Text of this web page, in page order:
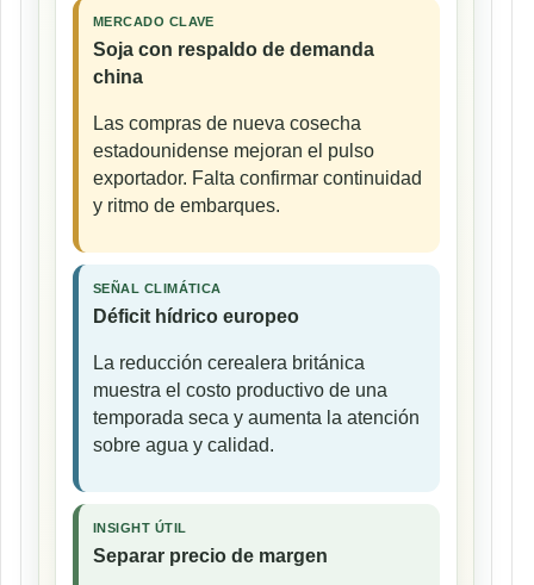
MERCADO CLAVE
Soja con respaldo de demanda
china
Las compras de nueva cosecha
estadounidense mejoran el pulso
exportador. Falta confirmar continuidad
y ritmo de embarques.
SEÑAL CLIMÁTICA
Déficit hídrico europeo
La reducción cerealera británica
muestra el costo productivo de una
temporada seca y aumenta la atención
sobre agua y calidad.
INSIGHT ÚTIL
Separar precio de margen